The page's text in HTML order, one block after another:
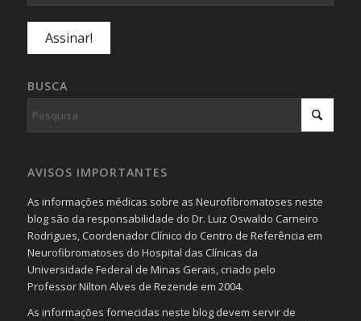
BUSCA
AVISOS IMPORTANTES
As informações médicas sobre as Neurofibromatoses neste
blog são da responsabilidade do Dr. Luiz Oswaldo Carneiro
Rodrigues, Coordenador Clínico do Centro de Referência em
Neurofibromatoses do Hospital das Clínicas da
Universidade Federal de Minas Gerais, criado pelo
Professor Nilton Alves de Rezende em 2004.
As informações fornecidas neste blog devem servir de